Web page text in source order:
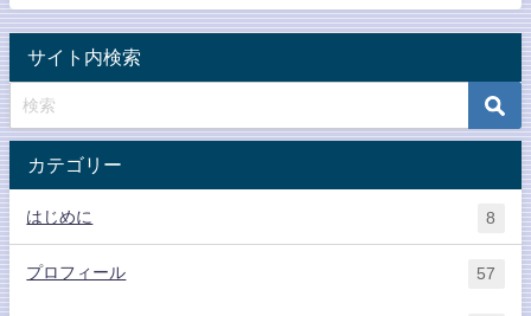
サイト内検索
カテゴリー
はじめに 8
プロフィール 57